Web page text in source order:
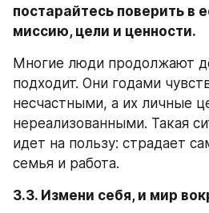
постарайтесь поверить в
миссию, цели и ценности.
Многие люди продолжают
подходит. Они годами
несчастными, а их личные
нереализованными. Такая
идет на пользу: страдает
семья и работа.
3.3. Измени себя, и мир